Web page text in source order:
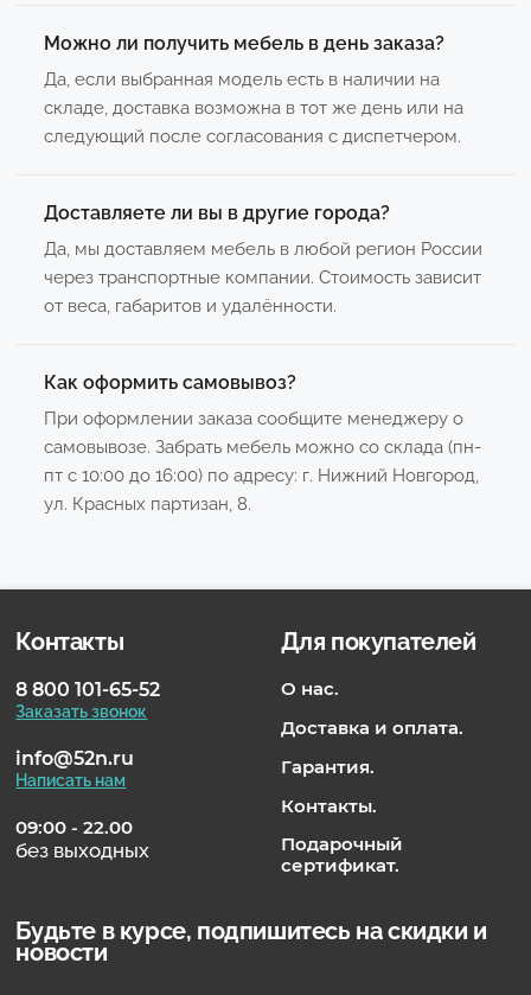
Можно ли получить мебель в день заказа?
Да, если выбранная модель есть в наличии на
складе, доставка возможна в тот же день или на
следующий после согласования с диспетчером.
Доставляете ли вы в другие города?
Да, мы доставляем мебель в любой регион России
через транспортные компании. Стоимость зависит
от веса, габаритов и удалённости.
Как оформить самовывоз?
При оформлении заказа сообщите менеджеру о
самовывозе. Забрать мебель можно со склада (пн-
пт с 10:00 до 16:00) по адресу: г. Нижний Новгород,
ул. Красных партизан, 8.
Контакты
8 800 101-65-52
Заказать звонок
info@52n.ru
Написать нам
09:00 - 22.00
без выходных
Для покупателей
О нас.
Доставка и оплата.
Гарантия.
Контакты.
Подарочный
сертификат.
Будьте в курсе, подпишитесь на скидки и
новости